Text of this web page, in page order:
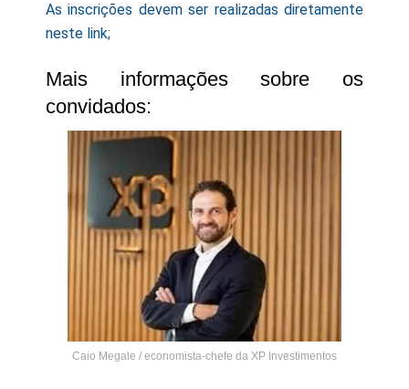
As inscrições devem ser realizadas diretamente
neste link;
Mais informações sobre os
convidados:
Caio Megale / economista-chefe da XP Investimentos